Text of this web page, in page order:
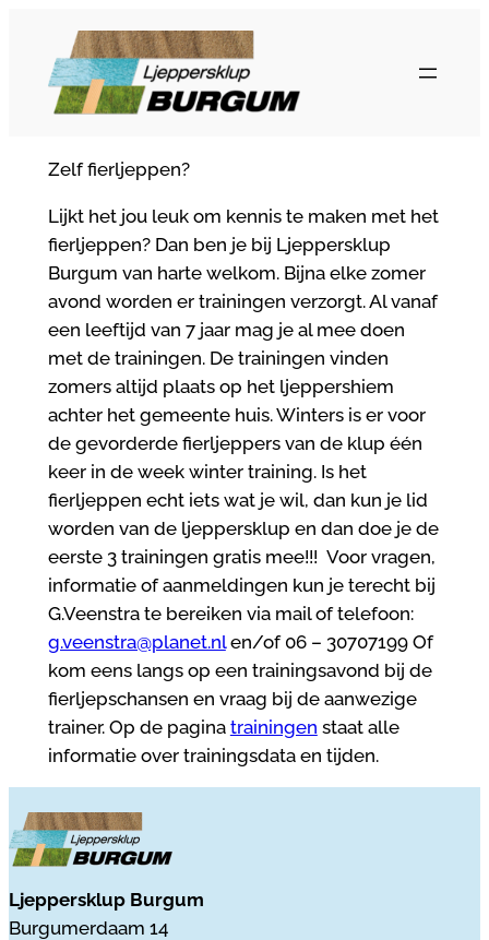
inhoud
Zelf fierljeppen?
Lijkt het jou leuk om kennis te maken met het
fierljeppen? Dan ben je bij Ljeppersklup
Burgum van harte welkom. Bijna elke zomer
avond worden er trainingen verzorgt. Al vanaf
een leeftijd van 7 jaar mag je al mee doen
met de trainingen. De trainingen vinden
zomers altijd plaats op het ljeppershiem
achter het gemeente huis. Winters is er voor
de gevorderde fierljeppers van de klup één
keer in de week winter training. Is het
fierljeppen echt iets wat je wil, dan kun je lid
worden van de ljeppersklup en dan doe je de
eerste 3 trainingen gratis mee!!! Voor vragen,
informatie of aanmeldingen kun je terecht bij
G.Veenstra te bereiken via mail of telefoon:
g.veenstra@planet.nlen/of 06 – 30707199 Of
kom eens langs op een trainingsavond bij de
fierljepschansen en vraag bij de aanwezige
trainer. Op de pagina trainingen staat alle
informatie over trainingsdata en tijden.
Ljeppersklup Burgum
Burgumerdaam 14